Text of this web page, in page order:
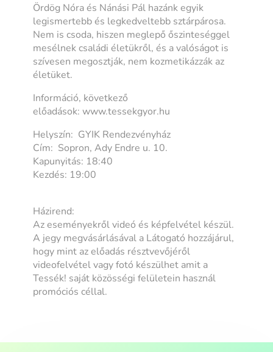
Ördög Nóra és Nánási Pál hazánk egyik
legismertebb és legkedveltebb sztárpárosa.
Nem is csoda, hiszen meglepő őszinteséggel
mesélnek családi életükről, és a valóságot is
szívesen megosztják, nem kozmetikázzák az
életüket.
Információ, következő
előadások: www.tessekgyor.hu
Helyszín: GYIK Rendezvényház
Cím: Sopron, Ady Endre u. 10.
Kapunyitás: 18:40
Kezdés: 19:00
Házirend:
Az eseményekről videó és képfelvétel készül.
A jegy megvásárlásával a Látogató hozzájárul,
hogy mint az előadás résztvevőjéről
videofelvétel vagy fotó készülhet amit a
Tessék! saját közösségi felületein használ
promóciós céllal.